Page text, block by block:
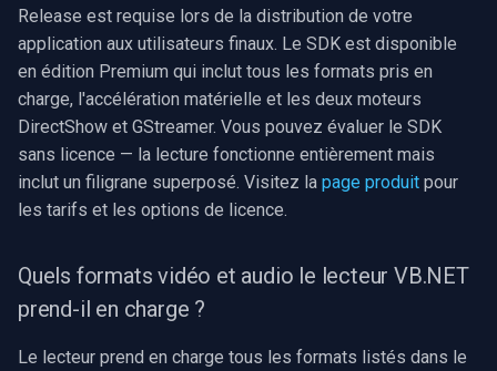
Release est requise lors de la distribution de votre
application aux utilisateurs finaux. Le SDK est disponible
en édition Premium qui inclut tous les formats pris en
charge, l'accélération matérielle et les deux moteurs
DirectShow et GStreamer. Vous pouvez évaluer le SDK
sans licence — la lecture fonctionne entièrement mais
inclut un filigrane superposé. Visitez la page produit pour
les tarifs et les options de licence.
Quels formats vidéo et audio le lecteur VB.NET
prend-il en charge ?
Le lecteur prend en charge tous les formats listés dans le